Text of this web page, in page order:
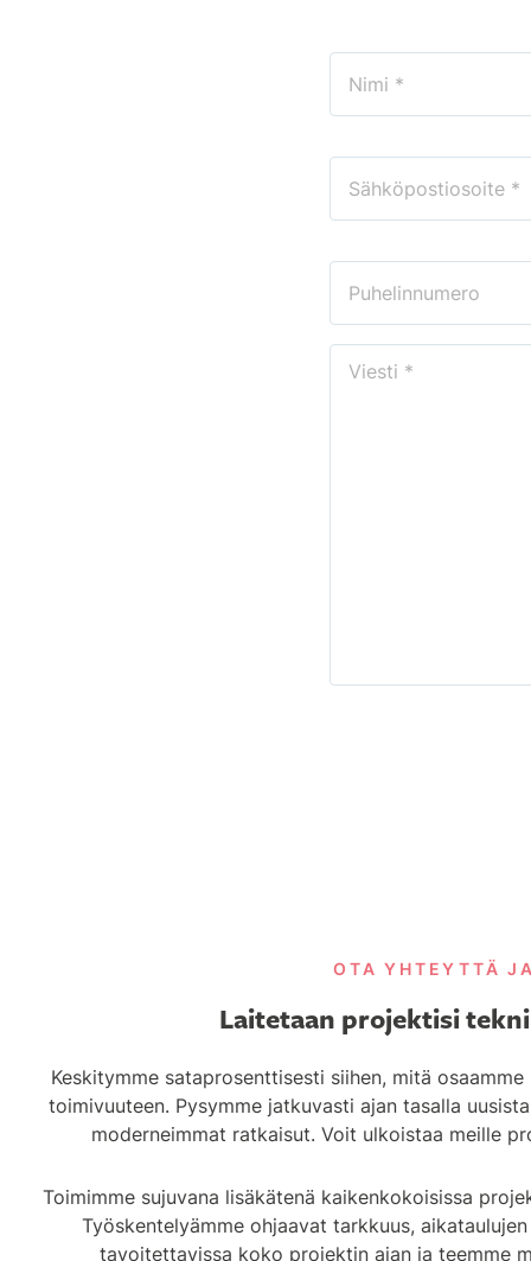
(Pakollinen)
(Pakollinen)
OTA YHTEYTTÄ
Laitetaan projektisi
Keskitymme sataprosenttisesti siihen, mitä
toimivuuteen. Pysymme jatkuvasti ajan tasalla
moderneimmat ratkaisut. Voit ulkoistaa meille
Toimimme sujuvana lisäkätenä kaikenkokoisissa
Työskentelyämme ohjaavat tarkkuus,
tavoitettavissa koko projektin ajan ja teemme